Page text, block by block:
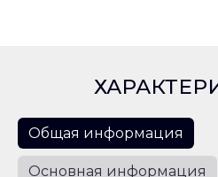
Общая информация
Основная информация